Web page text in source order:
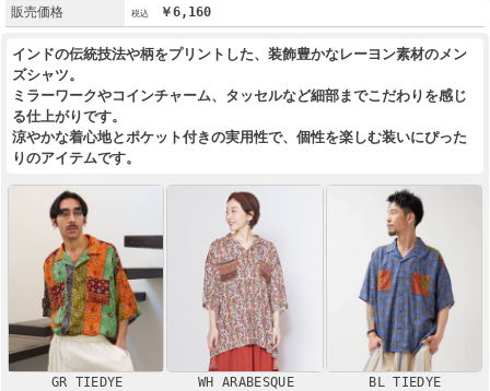
販売価格
￥6,160
インドの伝統技法や柄をプリントした、装飾豊かなレーヨン素材のメン
ズシャツ。
ミラーワークやコインチャーム、タッセルなど細部までこだわりを感じ
る仕上がりです。
涼やかな着心地とポケット付きの実用性で、個性を楽しむ装いにぴった
りのアイテムです。
GR TIEDYE WH ARABESQUE BL TIEDYE